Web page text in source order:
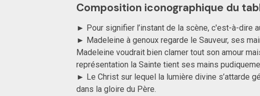
Composition iconographique du
► Pour signifier l’instant de la scène, c'est-à-dire
► Madeleine à genoux regarde le Sauveur, ses
Madeleine voudrait bien clamer tout son amour
représentation la Sainte tient ses mains
► Le Christ sur lequel la lumière divine s’attarde
dans la gloire du Père.